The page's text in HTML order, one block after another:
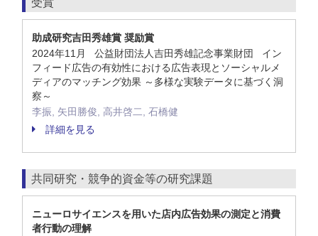
受賞
助成研究吉田秀雄賞 奨励賞
2024年11月 公益財団法人吉田秀雄記念事業財団 イン
フィード広告の有効性における広告表現とソーシャルメ
ディアのマッチング効果 ～多様な実験データに基づく洞
察～
李振, 矢田勝俊, 高井啓二, 石橋健
詳細を見る
共同研究・競争的資金等の研究課題
ニューロサイエンスを用いた店内広告効果の測定と消費
者行動の理解